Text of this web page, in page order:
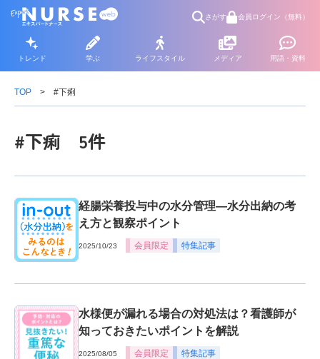
さがす 会員ログイン（無料）
トレンド 学ぶ ライフスタイル メディア 用語・資料
TOP #下痢
#下痢 5件
経腸栄養投与中の水分管理―水分出納の考
え方と観察ポイント
2025/10/23 会員限定 特集記事
水様便が漏れる場合の対処法は？看護師が
知っておきたいポイントを解説
2025/08/05 会員限定 特集記事